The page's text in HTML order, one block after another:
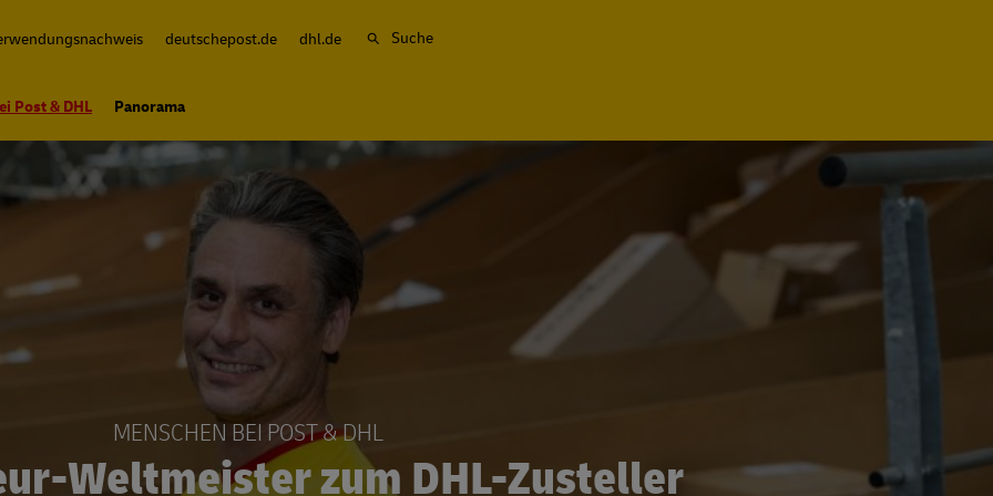
deutschepost.de dhl.de Suche
Post & DHL Panorama
MENSCHEN BEI POST & DHL
Weltmeister zum DHL-Zusteller